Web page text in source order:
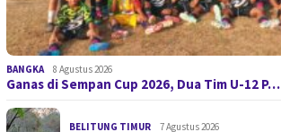
BANGKA 8 Agustus 2026
Ganas di Sempan Cup 2026, Dua Tim U-12 P…
BELITUNG TIMUR 7 Agustus 2026